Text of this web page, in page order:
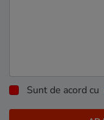
Sunt de acord cu